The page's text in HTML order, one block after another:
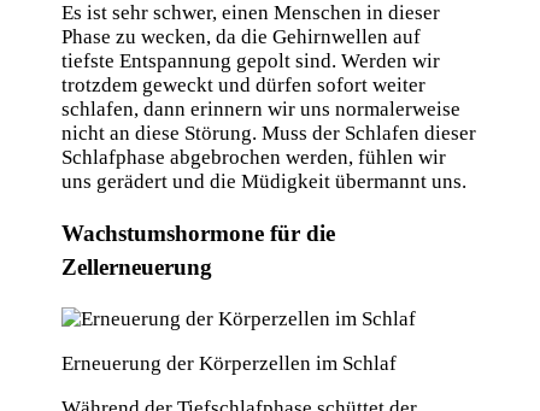
Es ist sehr schwer, einen Menschen in dieser
Phase zu wecken, da die Gehirnwellen auf
tiefste Entspannung gepolt sind. Werden wir
trotzdem geweckt und dürfen sofort weiter
schlafen, dann erinnern wir uns normalerweise
nicht an diese Störung. Muss der Schlafen dieser
Schlafphase abgebrochen werden, fühlen wir
uns gerädert und die Müdigkeit übermannt uns.
Wachstumshormone für die
Zellerneuerung
Erneuerung der Körperzellen im Schlaf